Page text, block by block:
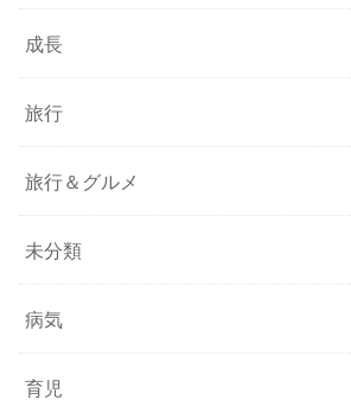
成長
旅行
旅行＆グルメ
未分類
病気
育児